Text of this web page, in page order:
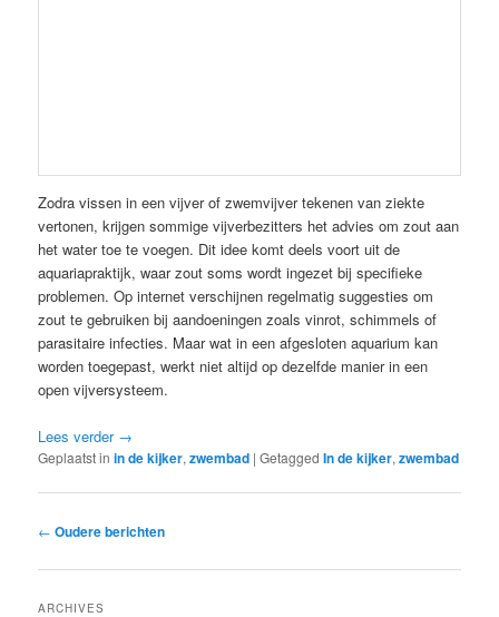
Zodra vissen in een vijver of zwemvijver tekenen van ziekte
vertonen, krijgen sommige vijverbezitters het advies om zout aan
het water toe te voegen. Dit idee komt deels voort uit de
aquariapraktijk, waar zout soms wordt ingezet bij specifieke
problemen. Op internet verschijnen regelmatig suggesties om
zout te gebruiken bij aandoeningen zoals vinrot, schimmels of
parasitaire infecties. Maar wat in een afgesloten aquarium kan
worden toegepast, werkt niet altijd op dezelfde manier in een
open vijversysteem.
Lees verder →
Geplaatst in in de kijker,zwembad |Getagged In de kijker,zwembad
Bericht
← Oudere berichten
ARCHIVES